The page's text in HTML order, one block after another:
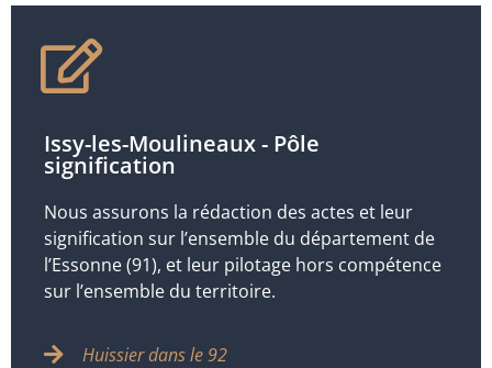
Issy-les-Moulineaux - Pôle
signification
Nous assurons la rédaction des actes et leur
signification sur l’ensemble du département de
l’Essonne (91), et leur pilotage hors compétence
sur l’ensemble du territoire.
Huissier dans le 92